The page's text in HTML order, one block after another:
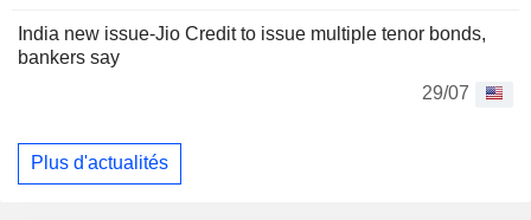
India new issue-Jio Credit to issue multiple tenor bonds,
bankers say
29/07
Plus d'actualités